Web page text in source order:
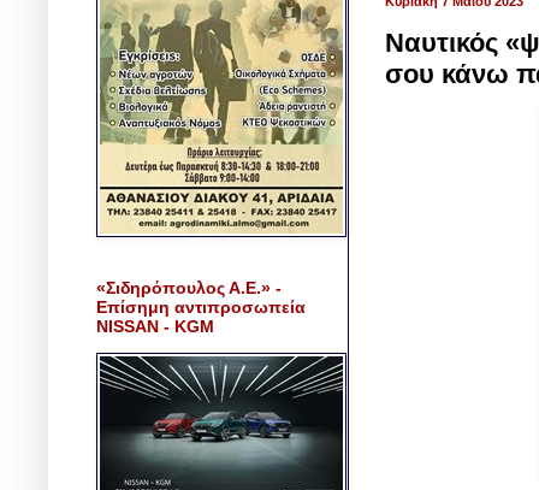
Ναυτικός
σου κάνω
«Σιδηρόπουλος Α.Ε.» -
Επίσημη αντιπροσωπεία
NISSAN - KGM